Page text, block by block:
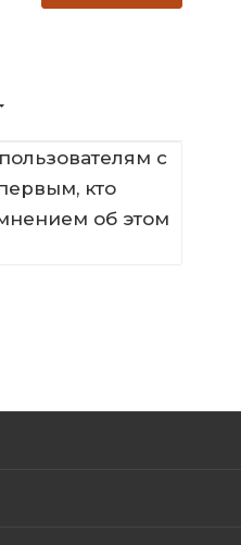
с
кто
об этом